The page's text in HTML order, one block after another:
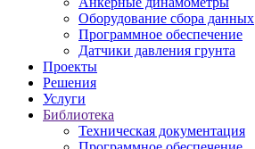
Оборудование сбора данных
Программное обеспечение
Датчики давления грунта
Проекты
Решения
Услуги
Библиотека
Техническая документация